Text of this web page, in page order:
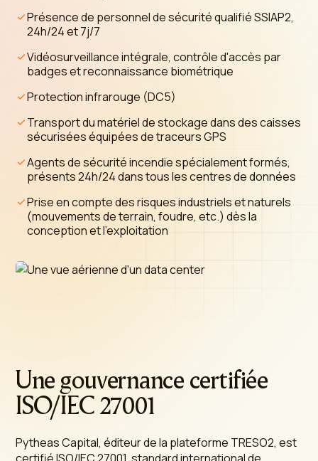
Présence de personnel de sécurité qualifié SSIAP2,
24h/24 et 7j/7
Vidéosurveillance intégrale, contrôle d'accès par
badges et reconnaissance biométrique
Protection infrarouge (DC5)
Transport du matériel de stockage dans des caisses
sécurisées équipées de traceurs GPS
Agents de sécurité incendie spécialement formés,
présents 24h/24 dans tous les centres de données
Prise en compte des risques industriels et naturels
(mouvements de terrain, foudre, etc.) dès la
conception et l'exploitation
Une gouvernance certifiée
ISO/IEC 27001
Pytheas Capital, éditeur de la plateforme TRESO2, est